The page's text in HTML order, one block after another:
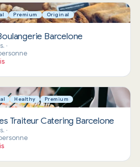
Premium Original
Barcelone
·
Healthy Premium
Traiteur Catering Barcelone
·